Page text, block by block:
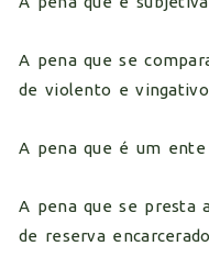
A pena que se
de violento e
A pena que é um
A pena que se presta
de reserva